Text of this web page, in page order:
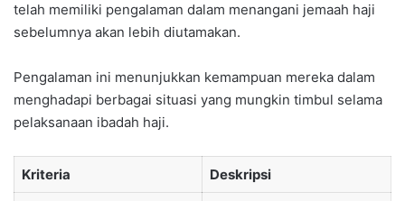
telah memiliki pengalaman dalam menangani jemaah haji
sebelumnya akan lebih diutamakan.
Pengalaman ini menunjukkan kemampuan mereka dalam
menghadapi berbagai situasi yang mungkin timbul selama
pelaksanaan ibadah haji.
Kriteria Deskripsi